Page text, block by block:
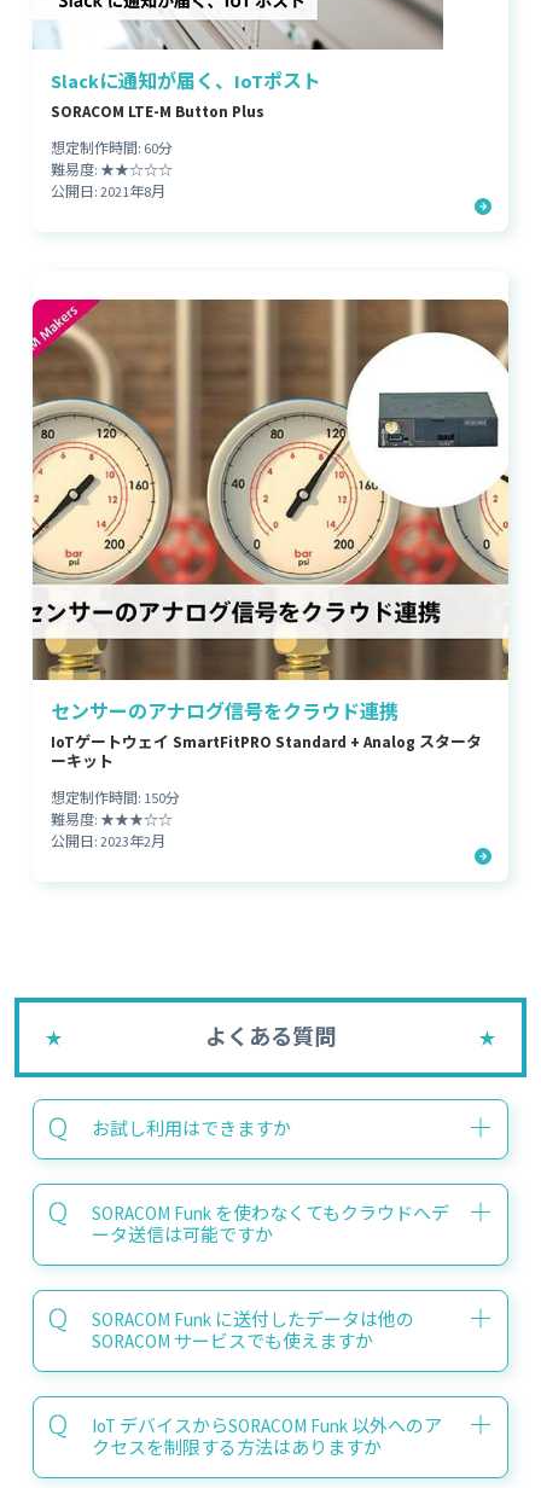
Slackに通知が届く、IoTポスト
SORACOM LTE-M Button Plus
想定制作時間: 60分
難易度: ★★☆☆☆
公開日: 2021年8月
センサーのアナログ信号をクラウド連携
IoTゲートウェイ SmartFitPRO Standard + Analog スタータ
ーキット
想定制作時間: 150分
難易度: ★★★☆☆
公開日: 2023年2月
よくある質問
お試し利用はできますか
SORACOM Funk を使わなくてもクラウドへデ
ータ送信は可能ですか
SORACOM Funk に送付したデータは他の
SORACOM サービスでも使えますか
IoT デバイスからSORACOM Funk 以外へのア
クセスを制限する方法はありますか